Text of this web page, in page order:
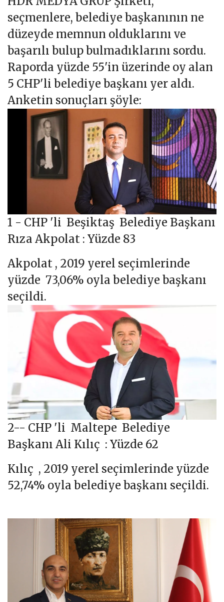
seçmenlere, belediye başkanının ne
düzeyde memnun olduklarını ve
başarılı bulup bulmadıklarını sordu.
Raporda yüzde 55'in üzerinde oy alan
5 CHP'li belediye başkanı yer aldı.
Anketin sonuçları şöyle:
1 - CHP 'li Beşiktaş Belediye Başkanı
Rıza Akpolat : Yüzde 83
Akpolat , 2019 yerel seçimlerinde
yüzde 73,06% oyla belediye başkanı
seçildi.
2-- CHP 'li Maltepe Belediye
Başkanı Ali Kılıç : Yüzde 62
Kılıç , 2019 yerel seçimlerinde yüzde
52,74% oyla belediye başkanı seçildi.